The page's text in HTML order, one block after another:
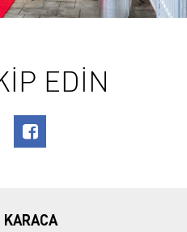
EDİN
KARACA